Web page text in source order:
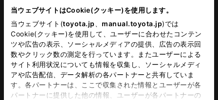
当ウェブサイトはCookie(クッキー)を使用します。
当ウェブサイト(toyota.jp manual.toyota.jp)では
Cookie(クッキー)を使用して、ユーザーに合わせたコンテン
ツや広告の表示、ソーシャルメディアの提供、広告の表示回
数やクリック数の測定を行っています。またユーザーによる
サイト利用状況についても情報を収集し、ソーシャルメディ
アや広告配信、データ解析の各パートナーと共有していま
す。各パートナーは、ここで収集された情報とユーザーが各
パートナーに提供した他の情報、ユーザーが各パートナーの
この販売店のウェブサイトはこちら
営業日カレンダー